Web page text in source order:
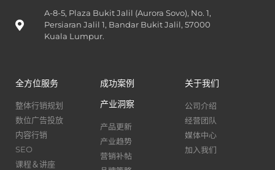
A-8-5, Plaza Bukit Jalil (Aurora Sovo), No. 1,
Persiaran Jalil 1, Bandar Bukit Jalil, 57000
Kuala Lumpur.
全方位服务
整体行销规划
数位广告投放
内容行销
SEO
课程＆讲座
成功案例
产业洞察
产品更新
产业趋势
营销补帖
关于我们
公司介绍
经营团队
媒体中心
加入我们